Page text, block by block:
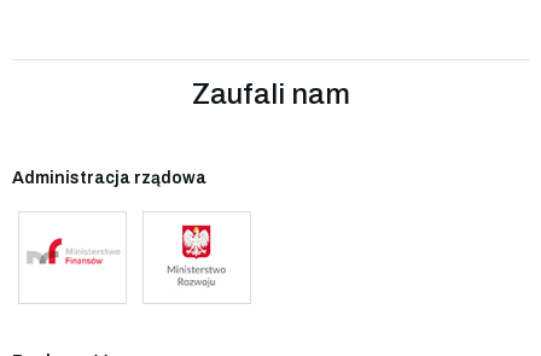
Zaufali nam
Administracja rządowa